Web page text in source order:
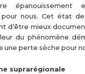
épanouissement
pour nous. Cet état
d’être mieux
du phénomène
une perte sèche pour
suprarégionale